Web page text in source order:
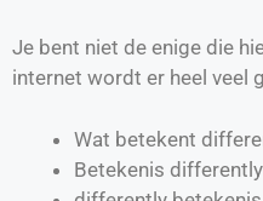
Je bent niet de enige die
internet wordt er heel veel
Wat betekent
Betekenis differently